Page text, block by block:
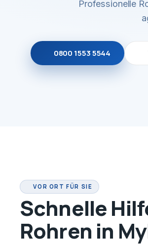
Professionelle
0800 1553 5544
VOR ORT FÜR SIE
Schnelle
Rohren in